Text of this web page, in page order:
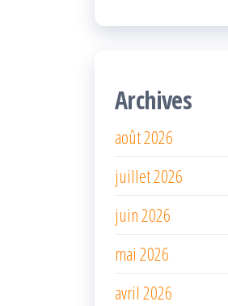
Archives
août 2026
juillet 2026
juin 2026
mai 2026
avril 2026